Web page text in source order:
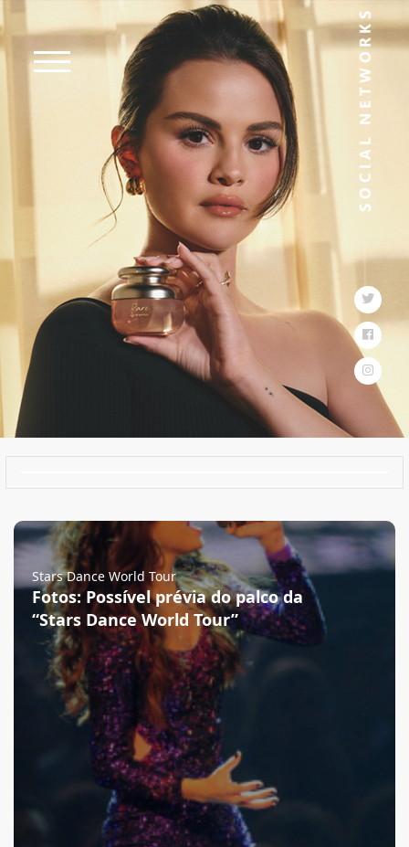
Stars Dance World Tour
Fotos: Possível prévia do palco da
“Stars Dance World Tour”